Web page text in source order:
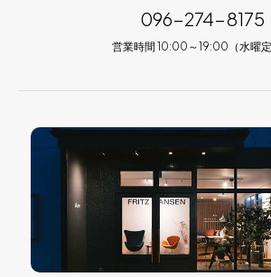
096-274-8175
営業時間 10:00～19:00（水曜定